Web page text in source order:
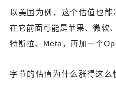
以美国为例，这个估值也能
在它前面可能是苹果、微软
特斯拉、Meta，再加一个
字节的估值为什么涨得这